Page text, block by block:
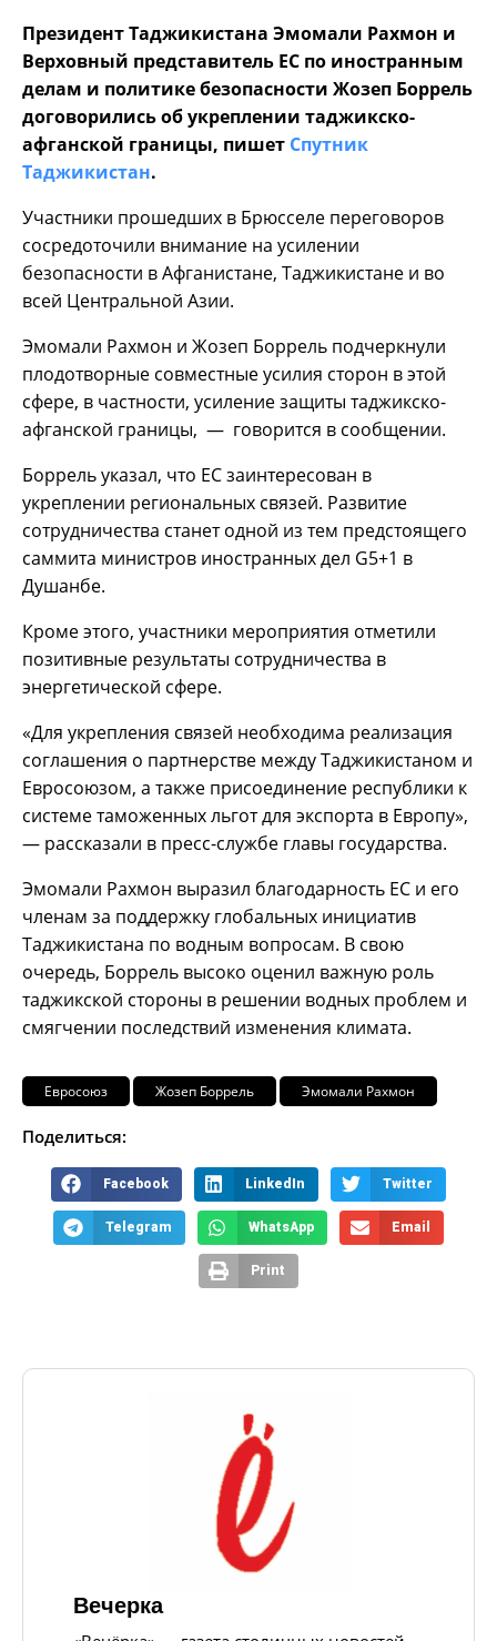
Президент Таджикистана Эмомали Рахмон и
Верховный представитель ЕС по иностранным
делам и политике безопасности Жозеп Боррель
договорились об укреплении таджикско-
афганской границы, пишет Спутник
Таджикистан.
Участники прошедших в Брюсселе переговоров
сосредоточили внимание на усилении
безопасности в Афганистане, Таджикистане и во
всей Центральной Азии.
Эмомали Рахмон и Жозеп Боррель подчеркнули
плодотворные совместные усилия сторон в этой
сфере, в частности, усиление защиты таджикско-
афганской границы, — говорится в сообщении.
Боррель указал, что ЕС заинтересован в
укреплении региональных связей. Развитие
сотрудничества станет одной из тем предстоящего
саммита министров иностранных дел G5+1 в
Душанбе.
Кроме этого, участники мероприятия отметили
позитивные результаты сотрудничества в
энергетической сфере.
«Для укрепления связей необходима реализация
соглашения о партнерстве между Таджикистаном и
Евросоюзом, а также присоединение республики к
системе таможенных льгот для экспорта в Европу»,
— рассказали в пресс-службе главы государства.
Эмомали Рахмон выразил благодарность ЕС и его
членам за поддержку глобальных инициатив
Таджикистана по водным вопросам. В свою
очередь, Боррель высоко оценил важную роль
таджикской стороны в решении водных проблем и
смягчении последствий изменения климата.
Евросоюз Жозеп Боррель Эмомали Рахмон
Поделиться:
Facebook LinkedIn Twitter
Telegram WhatsApp Email
Print
Вечерка